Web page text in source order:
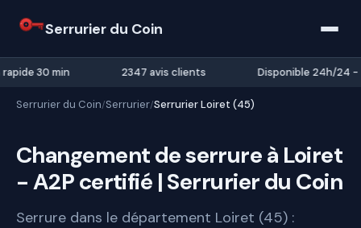
Serrurier du Coin
30 min 2347 avis clients Disponible 24h/24 -
Serrurier du Coin/Serrurier/Serrurier Loiret (45)
Changement de serrure à Loiret
- A2P certifié | Serrurier du Coin
Serrure dans le département Loiret (45) :